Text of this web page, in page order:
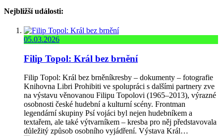
Nejbližší události:
05.03.2026
Filip Topol: Král bez brnění
Filip Topol: Král bez brněníkresby – dokumenty – fotografie
Knihovna Libri Prohibiti ve spolupráci s dalšími partnery zve
na výstavu věnovanou Filipu Topolovi (1965–2013), výrazné
osobnosti české hudební a kulturní scény. Frontman
legendární skupiny Psí vojáci byl nejen hudebníkem a
textařem, ale také výtvarníkem – kresba pro něj představovala
důležitý způsob osobního vyjádření. Výstava Král…